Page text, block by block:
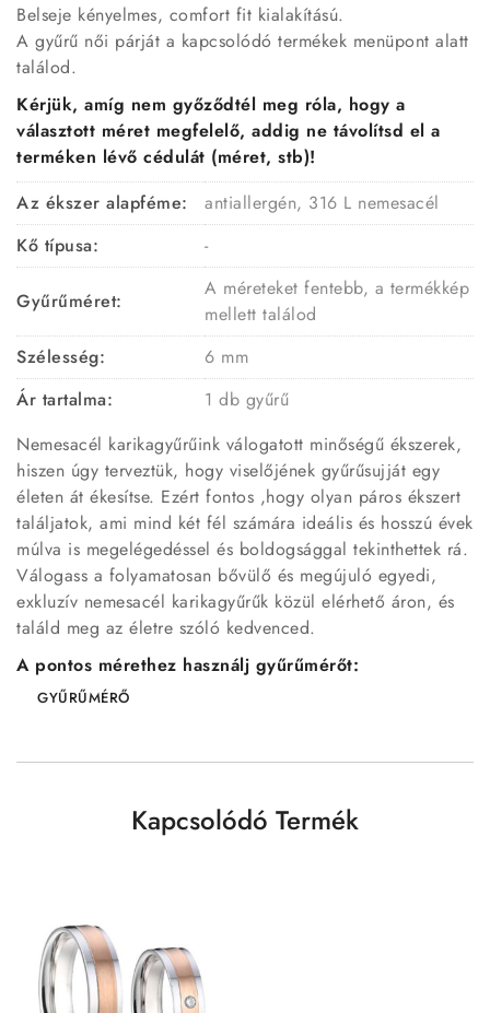
Belseje kényelmes, comfort fit kialakítású.
A gyűrű női párját a kapcsolódó termékek menüpont alatt
találod.
Kérjük, amíg nem győződtél meg róla, hogy a
választott méret megfelelő, addig ne távolítsd el a
terméken lévő cédulát (méret, stb)!
Az ékszer alapféme:
antiallergén, 316 L nemesacél
Kő típusa:
-
Gyűrűméret:
A méreteket fentebb, a termékkép
mellett találod
Szélesség:
6 mm
Ár tartalma:
1 db gyűrű
Nemesacél karikagyűrűink válogatott minőségű ékszerek,
hiszen úgy terveztük, hogy viselőjének gyűrűsujját egy
életen át ékesítse. Ezért fontos ,hogy olyan páros ékszert
találjatok, ami mind két fél számára ideális és hosszú évek
múlva is megelégedéssel és boldogsággal tekinthettek rá.
Válogass a folyamatosan bővülő és megújuló egyedi,
exkluzív nemesacél karikagyűrűk közül elérhető áron, és
találd meg az életre szóló kedvenced.
A pontos mérethez használj gyűrűmérőt:
GYŰRŰMÉRŐ
Kapcsolódó Termék